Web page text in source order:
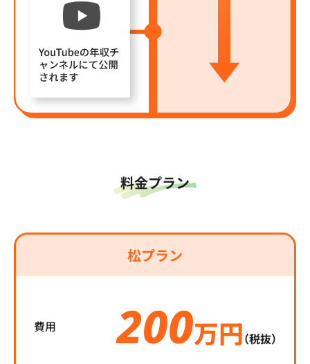
料金プラン
松プラン
費用 200万円（税抜）